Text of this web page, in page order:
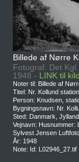
Billede af Nørre
Fotograf: Det
1948 - LINK til
Noter til: Billede af
Titel: Nr. Kollund station
Person: Knudsen,
Bygningsnavn: Nr.
Sted: Danmark,
Vejnavn: Husnummer:
Sylvest Jensen Luftfoto
År: 1948
Note: Id: L02946_27.tif